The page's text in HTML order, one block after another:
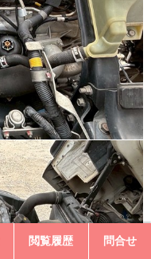
閲覧履歴 問合せ